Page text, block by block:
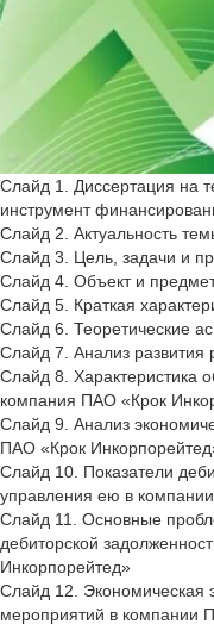
Слайд 1. Диссертация на
инструмент
Слайд 2. Актуальность
Слайд 3. Цель, задачи и
Слайд 4. Объект и
Слайд 5. Краткая
Слайд 6. Теоретические
Слайд 7. Анализ развития
Слайд 8. Характеристика
компания ПАО «Крок
Слайд 9. Анализ
ПАО «Крок
Слайд 10. Показатели
управления ею в
Слайд 11. Основные
дебиторской
Инкорпорейтед»
Слайд 12. Экономическая
мероприятий в компании